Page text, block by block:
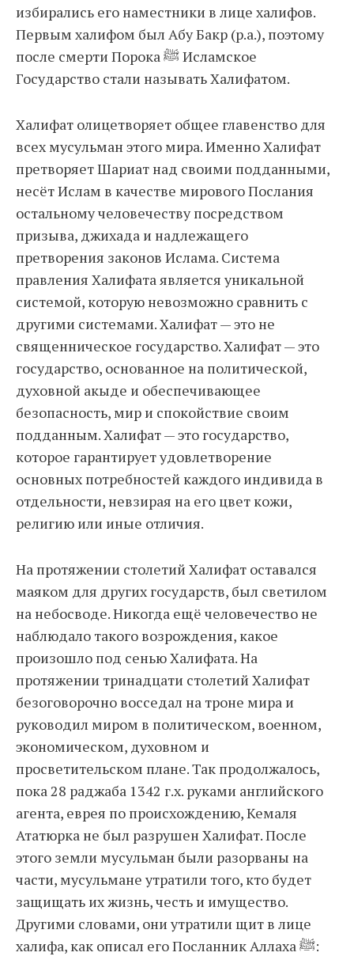
избирались его наместники в лице халифов.
Первым халифом был Абу Бакр (р.а.), поэтому
после смерти Порока ﷺ Исламское
Государство стали называть Халифатом.
Халифат олицетворяет общее главенство для
всех мусульман этого мира. Именно Халифат
претворяет Шариат над своими подданными,
несёт Ислам в качестве мирового Послания
остальному человечеству посредством
призыва, джихада и надлежащего
претворения законов Ислама. Система
правления Халифата является уникальной
системой, которую невозможно сравнить с
другими системами. Халифат — это не
священническое государство. Халифат — это
государство, основанное на политической,
духовной акыде и обеспечивающее
безопасность, мир и спокойствие своим
подданным. Халифат — это государство,
которое гарантирует удовлетворение
основных потребностей каждого индивида в
отдельности, невзирая на его цвет кожи,
религию или иные отличия.
На протяжении столетий Халифат оставался
маяком для других государств, был светилом
на небосводе. Никогда ещё человечество не
наблюдало такого возрождения, какое
произошло под сенью Халифата. На
протяжении тринадцати столетий Халифат
безоговорочно восседал на троне мира и
руководил миром в политическом, военном,
экономическом, духовном и
просветительском плане. Так продолжалось,
пока 28 раджаба 1342 г.х. руками английского
агента, еврея по происхождению, Кемаля
Ататюрка не был разрушен Халифат. После
этого земли мусульман были разорваны на
части, мусульмане утратили того, кто будет
защищать их жизнь, честь и имущество.
Другими словами, они утратили щит в лице
халифа, как описал его Посланник Аллаха ﷺ: